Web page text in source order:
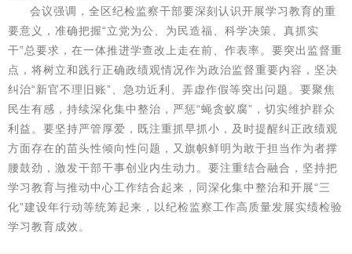
会议强调，全区纪检监察干部要深刻认识开展学习教育的重
要意义，准确把握“立党为公、为民造福、科学决策、真抓实
干”总要求，在一体推进学查改上走在前、作表率。要突出监督重
点，将树立和践行正确政绩观情况作为政治监督重要内容，坚决
纠治“新官不理旧账”、急功近利、弄虚作假等突出问题。要聚焦
民生有感，持续深化集中整治，严惩“蝇贪蚁腐”，切实维护群众
利益。要坚持严管厚爱，既注重抓早抓小，及时提醒纠正政绩观
方面存在的苗头性倾向性问题，又旗帜鲜明为敢于担当作为者撑
腰鼓劲，激发干部干事创业内生动力。要注重结合融合，坚持把
学习教育与推动中心工作结合起来，同深化集中整治和开展“三
化”建设年行动等统筹起来，以纪检监察工作高质量发展实绩检验
学习教育成效。